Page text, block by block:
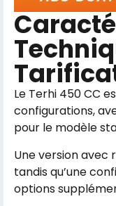
Le Terhi 450 CC
configurations,
pour le modèle
Une version avec
tandis qu’une
options